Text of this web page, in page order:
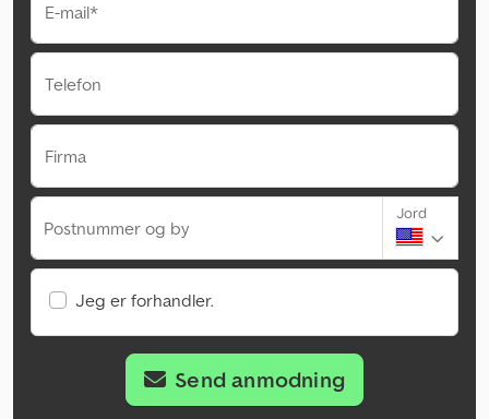
E-mail*
Telefon
Firma
Postnummer og by
Jord
Jeg er forhandler.
Send anmodning